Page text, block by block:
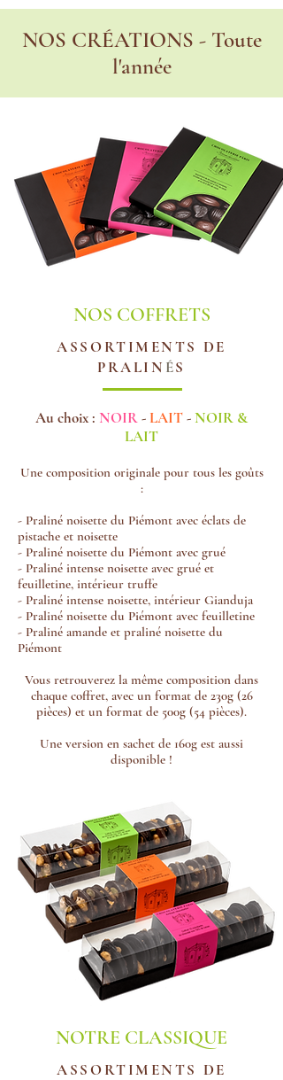
NOS CRÉATIONS - Toute
l'année
NOS COFFRETS
ASSORTIMENTS DE
PRALIN ÉS
Au choix : NOIR- LAIT-NOIR &
LAIT
Une composition originale pour tous les goûts
:
- Praliné noisette du Piémont avec éclats de
pistache et noisette
- Praliné noisette du Piémont avec grué
- Praliné intense noisette avec grué et
feuilletine, intérieur truffe
- Praliné intense noisette, intérieur Gianduja
- Praliné noisette du Piémont avec feuilletine
- Praliné amande et praliné noisette du
Piémont
Vous retrouverez la même composition dans
chaque coffret, avec un format de 230g (26
pièces) et un format de 500g (54 pièces).
Une version en sachet de 160g est aussi
disponible !
NOTRE CLASSIQUE
ASSORTIMENTS DE